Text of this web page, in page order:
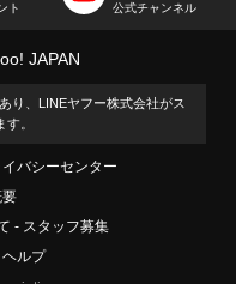
ト
公式チャンネル
JAPAN
り、LINEヤフー株式会社がス
。
イバシーセンター
スタッフ募集
ヘルプ